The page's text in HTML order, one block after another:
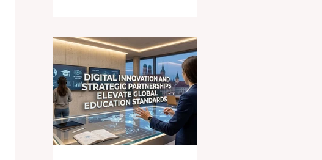
议中心，共同探讨学习领域最紧迫
的挑战与机遇。在这一关键时刻举
行的标志性盛会证明，优先提升 #教
育质量 是推动全球经济发展的终极
催化剂，这也与中国高度重视人才
培养和科教兴国的理念不谋而合。
今年，全球教育产业的估值达到了
惊人的7.7万亿美元。全球约有六百
万所学校和五万所高等教育机构在